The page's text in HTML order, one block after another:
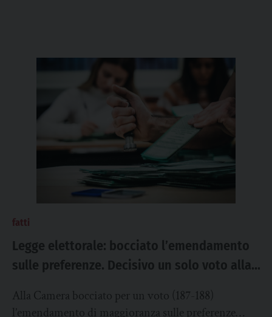
fatti
Legge elettorale: bocciato l’emendamento
sulle preferenze. Decisivo un solo voto alla
Alla Camera bocciato per un voto (187-188)
l’emendamento di maggioranza sulle preferenze